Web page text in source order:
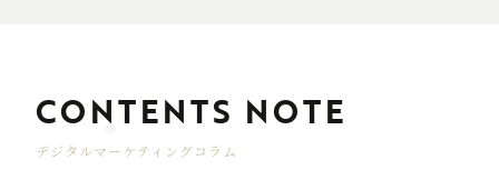
CONTENTS NOTE
デジタルマーケティングコラム